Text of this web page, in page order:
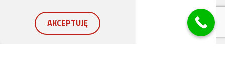
AKCEPTUJĘ